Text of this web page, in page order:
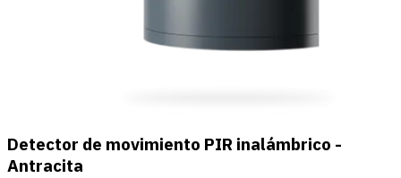
Detector de movimiento PIR inalámbrico -
Antracita